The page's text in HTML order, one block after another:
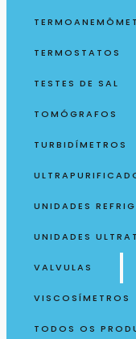
TERMOSTATOS
TESTES DE SAL
TOMÓGRAFOS
TURBIDÍMETROS
UNIDADES
UNIDADES
VALVULAS
VISCOSÍMETROS
TODOS OS